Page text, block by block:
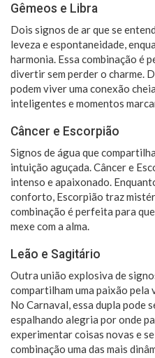
Gêmeos e Libra
Dois signos de ar que se
leveza e espontaneidade,
harmonia. Essa combinação é
divertir sem perder o charme.
podem viver uma conexão
inteligentes e momentos
Câncer e Escorpião
Signos de água que
intuição aguçada. Câncer e
intenso e apaixonado.
conforto, Escorpião traz
combinação é perfeita para
mexe com a alma.
Leão e Sagitário
Outra união explosiva de
compartilham uma paixão pela
No Carnaval, essa dupla pode
espalhando alegria por onde
experimentar coisas novas e
combinação uma das mais